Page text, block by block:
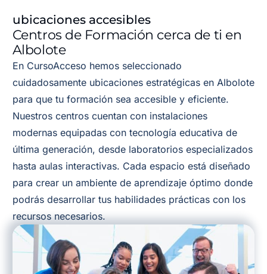
ubicaciones accesibles
Centros de Formación cerca de ti en
Albolote
En CursoAcceso hemos seleccionado
cuidadosamente ubicaciones estratégicas en Albolote
para que tu formación sea accesible y eficiente.
Nuestros centros cuentan con instalaciones
modernas equipadas con tecnología educativa de
última generación, desde laboratorios especializados
hasta aulas interactivas. Cada espacio está diseñado
para crear un ambiente de aprendizaje óptimo donde
podrás desarrollar tus habilidades prácticas con los
recursos necesarios.